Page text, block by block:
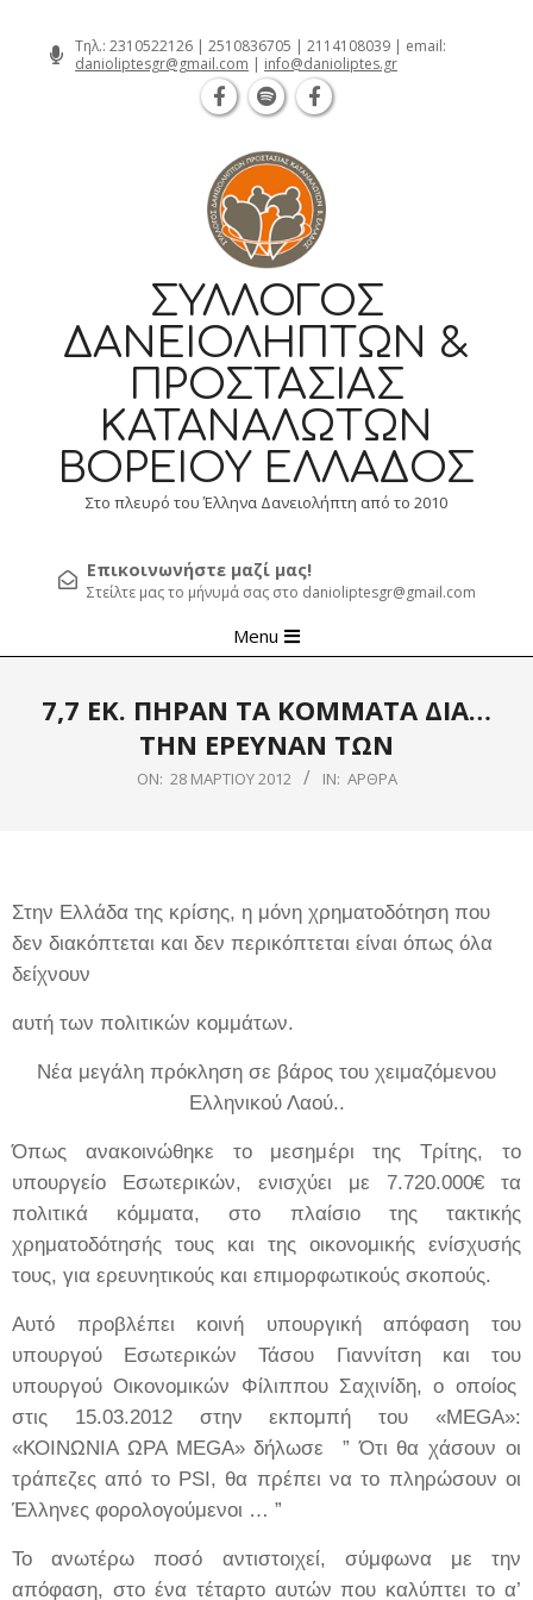
Τηλ.: 2310522126 | 2510836705 | 2114108039 | email:
danioliptesgr@gmail.com | info@danioliptes.gr
ΣΎΛΛΟΓΟΣ
ΔΑΝΕΙΟΛΗΠΤΏΝ &
ΠΡΟΣΤΑΣΊΑΣ
ΚΑΤΑΝΑΛΩΤΏΝ
ΒΟΡΕΊΟΥ ΕΛΛΆΔΟΣ
Στο πλευρό του Έλληνα Δανειολήπτη από το 2010
Επικοινωνήστε μαζί μας!
Στείλτε μας το μήνυμά σας στο danioliptesgr@gmail.com
Navigation
Menu
7,7 ΕΚ. ΠΗΡΑΝ ΤΑ ΚΟΜΜΑΤΑ ΔΙΑ…
ΤΗΝ ΕΡΕΥΝΑΝ ΤΩΝ
ON: 28 ΜΑΡΤΊΟΥ 2012 IN: ΆΡΘΡΑ
Στην Ελλάδα της κρίσης, η μόνη χρηματοδότηση που
δεν διακόπτεται και δεν περικόπτεται είναι όπως όλα
δείχνουν
αυτή των πολιτικών κομμάτων.
Νέα μεγάλη πρόκληση σε βάρος του χειμαζόμενου
Ελληνικού Λαού..
Όπως ανακοινώθηκε το μεσημέρι της Τρίτης, το
υπουργείο Εσωτερικών, ενισχύει με 7.720.000€ τα
πολιτικά κόμματα, στο πλαίσιο της τακτικής
χρηματοδότησής τους και της οικονομικής ενίσχυσής
τους, για ερευνητικούς και επιμορφωτικούς σκοπούς.
Αυτό προβλέπει κοινή υπουργική απόφαση του
υπουργού Εσωτερικών Τάσου Γιαννίτση και του
υπουργού Οικονομικών Φίλιππου Σαχινίδη, ο οποίος
στις 15.03.2012 στην εκπομπή του «MEGA»:
«ΚΟΙΝΩΝΙΑ ΩΡΑ MEGA» δήλωσε ”Ότι θα χάσουν οι
τράπεζες από το PSI, θα πρέπει να το πληρώσουν οι
Έλληνες φορολογούμενοι … ”
Το ανωτέρω ποσό αντιστοιχεί, σύμφωνα με την
απόφαση, στο ένα τέταρτο αυτών που καλύπτει το α’